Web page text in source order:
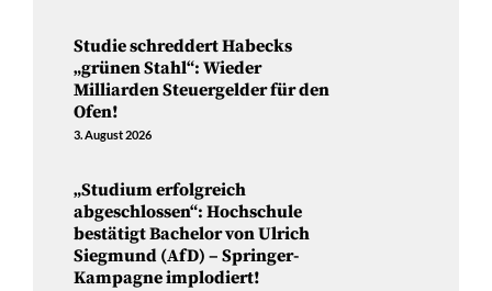
Studie schreddert Habecks
„grünen Stahl“: Wieder
Milliarden Steuergelder für den
Ofen!
3. August 2026
„Studium erfolgreich
abgeschlossen“: Hochschule
bestätigt Bachelor von Ulrich
Siegmund (AfD) – Springer-
Kampagne implodiert!